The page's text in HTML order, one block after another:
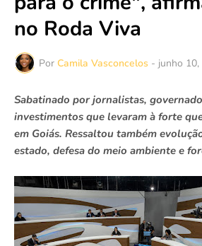
no Roda Viva
Por Camila Vasconcelos - junho
Sabatinado por jornalistas,
investimentos que levaram à forte
em Goiás. Ressaltou também
estado, defesa do meio ambiente e